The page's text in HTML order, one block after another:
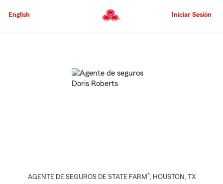
al
principal
English Iniciar Sesión
AGENTE DE SEGUROS DE STATE FARM®, HOUSTON , TX